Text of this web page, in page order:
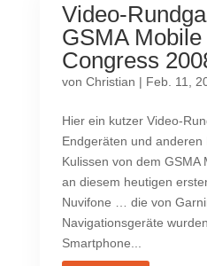
Video-
GSMA
Congress
von Christian | Feb. 11,
Hier ein kutzer Video-
Endgeräten und anderen
Kulissen von dem GSMA
an diesem heutigen
Nuvifone … die von
Navigationsgeräte
Smartphone...